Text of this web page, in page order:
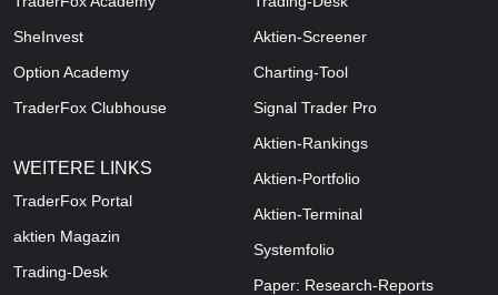
SheInvest
Option Academy
TraderFox Clubhouse
WEITERE LINKS
TraderFox Portal
aktien Magazin
Trading-Desk
Aktien-Screener
Charting-Tool
Signal Trader Pro
Aktien-Rankings
Aktien-Portfolio
Aktien-Terminal
Systemfolio
Paper: Research-Reports